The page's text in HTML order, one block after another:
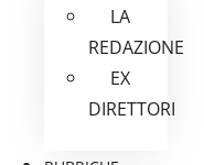
LA
REDAZIONE
EX
DIRETTORI